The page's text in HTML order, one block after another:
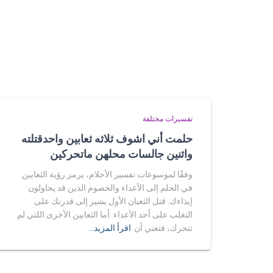
تفسيرات مختلفة
حلمت أني اشوف ثلاثه ثعابين واحدقتلته
واثنين جالسات محلهن ماتحركين
وفقًا لموسوعات تفسير الأحلام، يرمز رؤية الثعابين
في الحلم إلى الأعداء والخصوم الذين قد يحاولون
إيذاءك. قتل الثعبان الأول يشير إلى قدرتك على
التغلب على أحد الأعداء. أما الثعابين الأخرى اللتي لم
تتحرك، فتعني أن اقرأ المزيد…